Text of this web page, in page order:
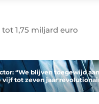
1,75 miljard euro
“We blijven toegewijd
tot zeven jaar